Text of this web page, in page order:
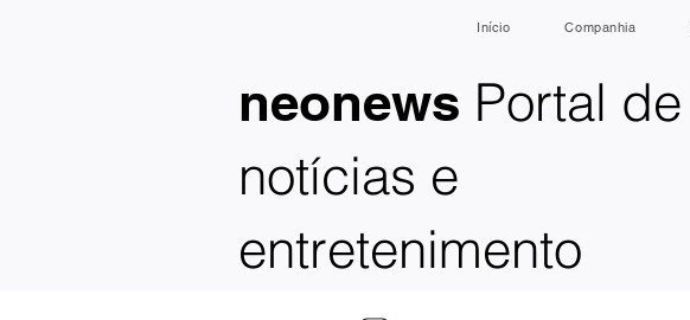
neonews Portal de
notícias e
entretenimento
Início Companhia